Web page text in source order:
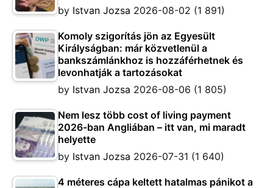
by Istvan Jozsa 2026-08-02 (1 891)
Komoly szigorítás jön az Egyesült
Királyságban: már közvetlenül a
bankszámlánkhoz is hozzáférhetnek és
levonhatják a tartozásokat
by Istvan Jozsa 2026-08-06 (1 805)
Nem lesz több cost of living payment
2026-ban Angliában – itt van, mi maradt
helyette
by Istvan Jozsa 2026-07-31 (1 640)
4 méteres cápa keltett hatalmas pánikot a